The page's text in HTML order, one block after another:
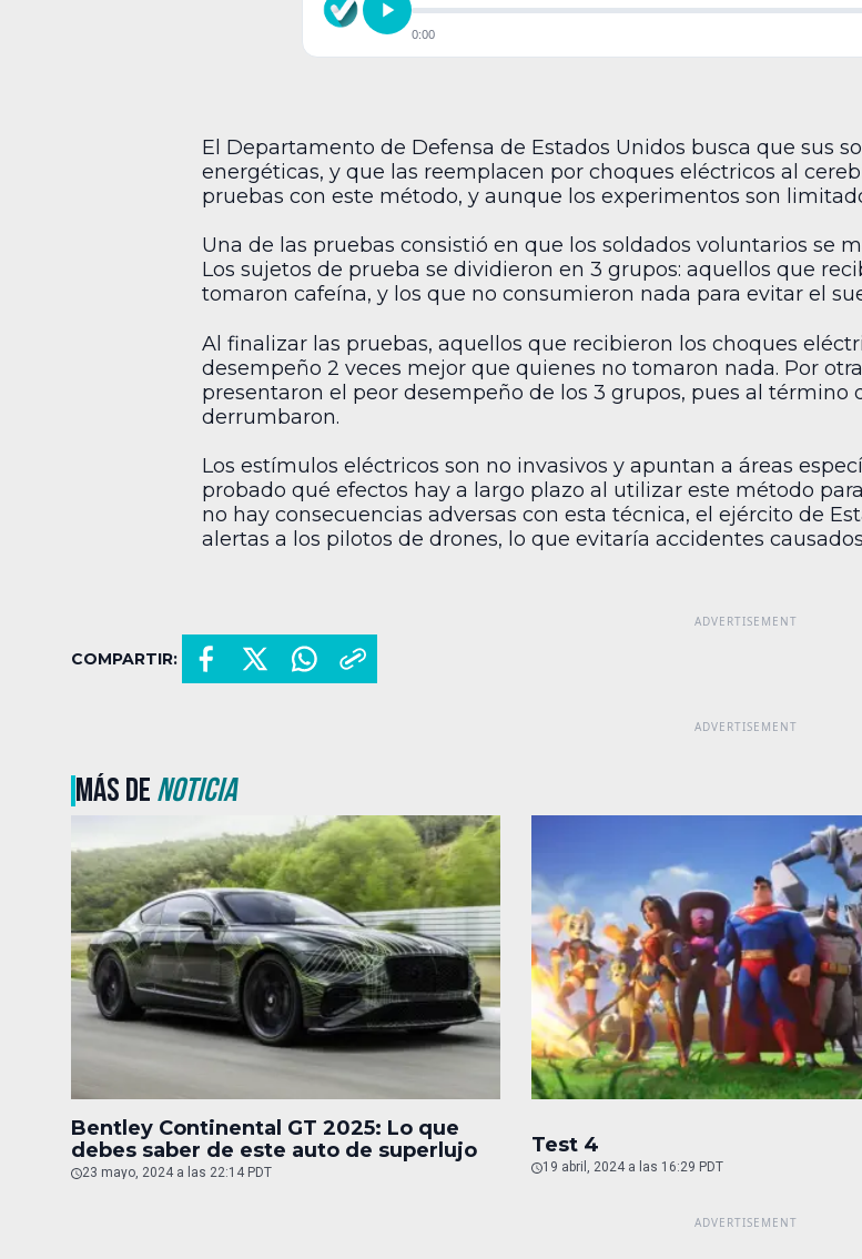
0:00
El Departamento de Defensa de Estados Unidos busca que sus
energéticas, y que las reemplacen por choques eléctricos al
pruebas con este método, y aunque los experimentos son
Una de las pruebas consistió en que los soldados voluntarios se
Los sujetos de prueba se dividieron en 3 grupos: aquellos que
tomaron cafeína, y los que no consumieron nada para evitar el
Al finalizar las pruebas, aquellos que recibieron los choques
desempeño 2 veces mejor que quienes no tomaron nada. Por
presentaron el peor desempeño de los 3 grupos, pues al término
derrumbaron.
Los estímulos eléctricos son no invasivos y apuntan a áreas
probado qué efectos hay a largo plazo al utilizar este método
no hay consecuencias adversas con esta técnica, el ejército de
alertas a los pilotos de drones, lo que evitaría accidentes
COMPARTIR:
MÁS DENOTICIA
Bentley Continental GT 2025: Lo que
debes saber de este auto de superlujo
23 mayo, 2024 a las 22:14 PDT
Test 4
19 abril, 2024 a las 16:29 PDT